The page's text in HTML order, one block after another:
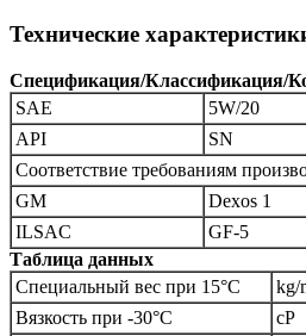
Технические
Спецификация/Классификация/
SAE
5W/20
API
SN
Соответствие требованиям
GM
Dexos 1
ILSAC
GF-5
Таблица данных
Специальный вес при 15°C
kg/
Вязкость при -30°C
cP